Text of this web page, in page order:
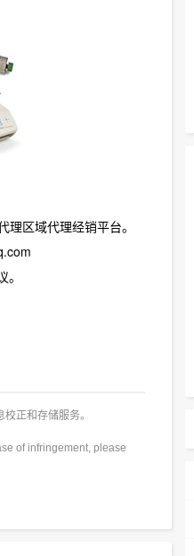
理区域代理经销平台。
正和存储服务。
of infringement, please